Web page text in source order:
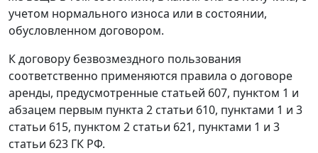
учетом нормального износа или в состоянии,
обусловленном договором.
К договору безвозмездного пользования
соответственно применяются правила о договоре
аренды, предусмотренные статьей 607, пунктом 1 и
абзацем первым пункта 2 статьи 610, пунктами 1 и 3
статьи 615, пунктом 2 статьи 621, пунктами 1 и 3
статьи 623 ГК РФ.